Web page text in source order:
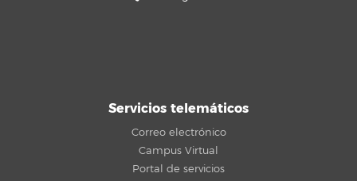
Servicios telemáticos
Correo electrónico
Campus Virtual
Portal de servicios